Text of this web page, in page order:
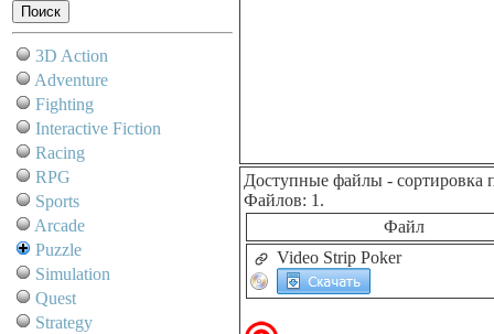
3D Action
Adventure
Fighting
Interactive Fiction
Racing
RPG
Sports
Arcade
Puzzle
Simulation
Quest
Strategy
Доступные файлы - сортировка
Файлов: 1.
Файл
Video Strip Poker